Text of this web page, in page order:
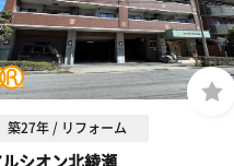
築27年 / リフォーム
ルシオン北綾瀬